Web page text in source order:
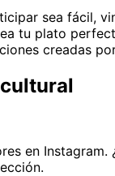
sea fácil,
tu plato
creadas
en Instagram.